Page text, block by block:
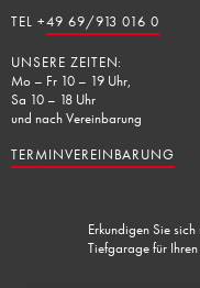
TEL +49 69/913 016 0
UNSERE ZEITEN:
Mo – Fr 10 – 19 Uhr,
Sa 10 – 18 Uhr
und nach Vereinbarung
TERMINVEREINBARUNG
Erkundigen Sie
Tiefgarage für